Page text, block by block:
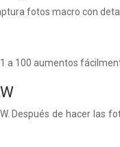
fotos macro con
a 100 aumentos
Después de hacer las